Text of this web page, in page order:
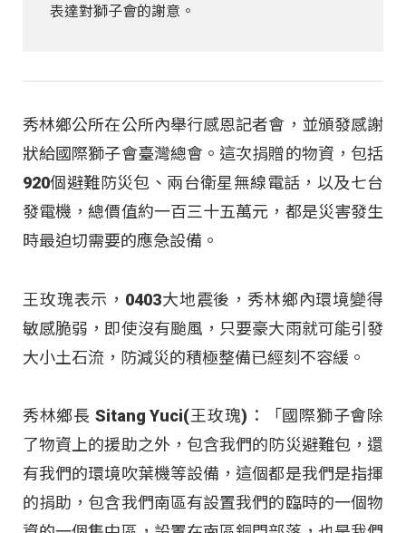
表達對獅子會的謝意。
秀林鄉公所在公所內舉行感恩記者會，並頒發感謝
狀給國際獅子會臺灣總會。這次捐贈的物資，包括
920個避難防災包、兩台衛星無線電話，以及七台
發電機，總價值約一百三十五萬元，都是災害發生
時最迫切需要的應急設備。
王玫瑰表示，0403大地震後，秀林鄉內環境變得
敏感脆弱，即使沒有颱風，只要豪大雨就可能引發
大小土石流，防減災的積極整備已經刻不容緩。
秀林鄉長 Sitang Yuci(王玫瑰)：「國際獅子會除
了物資上的援助之外，包含我們的防災避難包，還
有我們的環境吹葉機等設備，這個都是我們是指揮
的捐助，包含我們南區有設置我們的臨時的一個物